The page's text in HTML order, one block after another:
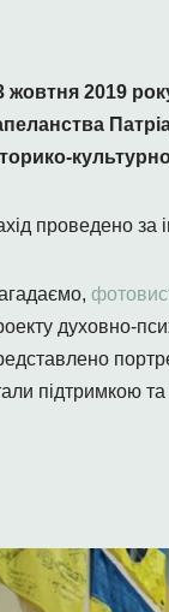
жовтня 2019
проведено за
духовно-
підтримкою